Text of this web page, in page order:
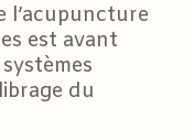
l’acupuncture
est avant
du